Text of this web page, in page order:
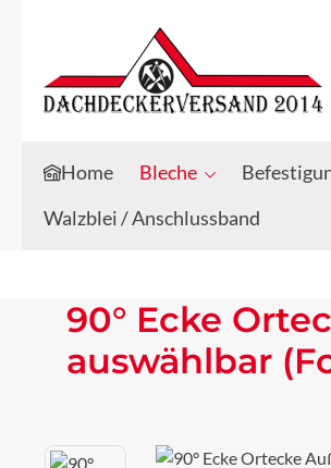
Zum Hauptinhalt springen
Zur Suche springen
Home Bleche
Walzblei / Anschlussband
90° Ecke
auswählbar
Bildergalerie überspringen